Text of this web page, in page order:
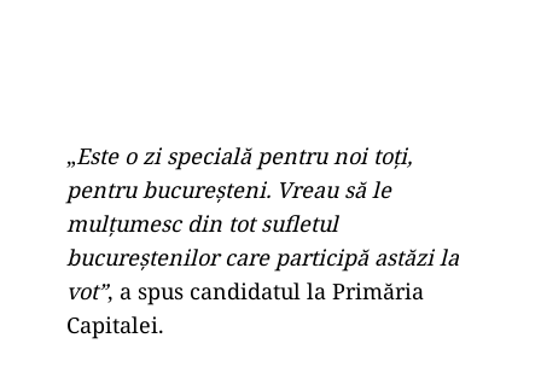
„Este o zi specială pentru noi toți,
pentru bucureșteni. Vreau să le
mulțumesc din tot sufletul
bucureștenilor care participă astăzi la
vot”, a spus candidatul la Primăria
Capitalei.